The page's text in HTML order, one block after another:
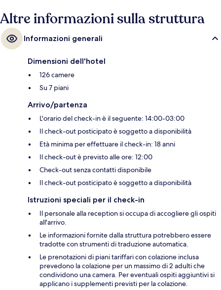
Altre informazioni sulla struttura
Informazioni generali
Dimensioni dell'hotel
126 camere
Su 7 piani
Arrivo/partenza
L'orario del check-in è il seguente: 14:00-03:00
Il check-out posticipato è soggetto a disponibilità
Età minima per effettuare il check-in: 18 anni
Il check-out è previsto alle ore: 12:00
Check-out senza contatti disponibile
Il check-out posticipato è soggetto a disponibilità
Istruzioni speciali per il check-in
Il personale alla reception si occupa di accogliere gli ospiti
all'arrivo.
Le informazioni fornite dalla struttura potrebbero essere
tradotte con strumenti di traduzione automatica.
Le prenotazioni di piani tariffari con colazione inclusa
prevedono la colazione per un massimo di 2 adulti che
condividono una camera. Per eventuali ospiti aggiuntivi si
applicano i supplementi previsti per la colazione.